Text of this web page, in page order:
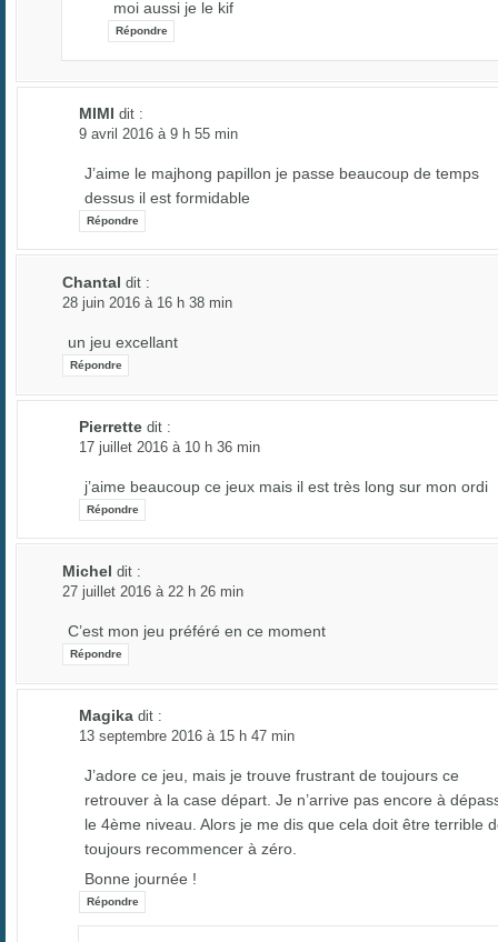
moi aussi je le kif
Répondre
MIMI dit :
9 avril 2016 à 9 h 55 min
J’aime le majhong papillon je passe beaucoup de temps
dessus il est formidable
Répondre
Chantal dit :
28 juin 2016 à 16 h 38 min
un jeu excellant
Répondre
Pierrette dit :
17 juillet 2016 à 10 h 36 min
j’aime beaucoup ce jeux mais il est très long sur mon ordi
Répondre
Michel dit :
27 juillet 2016 à 22 h 26 min
C’est mon jeu préféré en ce moment
Répondre
Magika dit :
13 septembre 2016 à 15 h 47 min
J’adore ce jeu, mais je trouve frustrant de toujours ce
retrouver à la case départ. Je n’arrive pas encore à
le 4ème niveau. Alors je me dis que cela doit être terrible
toujours recommencer à zéro.
Bonne journée !
Répondre